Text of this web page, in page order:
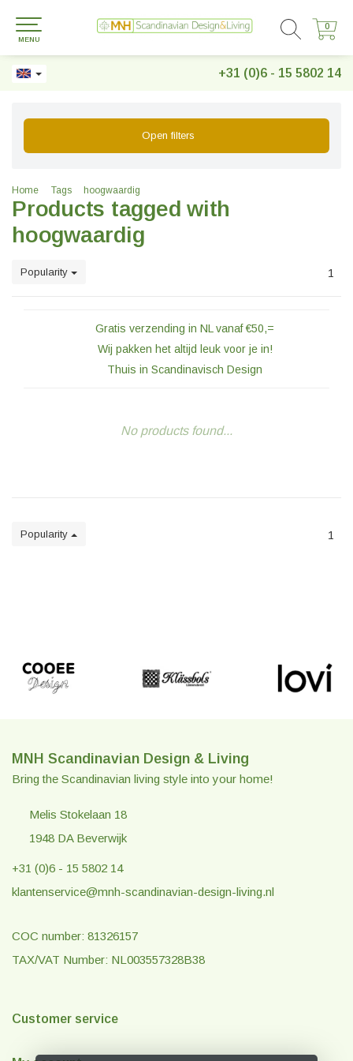
+31 (0)6 - 15 5802 14
0
0
MENU
Open filters
Home Tags hoogwaardig
Products tagged with
hoogwaardig
Popularity 1
Gratis verzending in NL vanaf €50,=
Wij pakken het altijd leuk voor je in!
Thuis in Scandinavisch Design
No products found...
Popularity 1
MNH Scandinavian Design & Living
Bring the Scandinavian living style into your home!
Melis Stokelaan 18
1948 DA Beverwijk
+31 (0)6 - 15 5802 14
klantenservice@mnh-scandinavian-design-living.nl
COC number: 81326157
TAX/VAT Number: NL003557328B38
Customer service